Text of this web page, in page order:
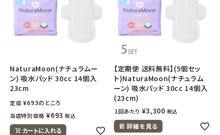
NaturaMoon(ナチュラムー
ン) 吸水パッド 30cc 14個入
23cm
定価 ¥693のところ
当店特別価格 ¥693 税込
カートに入れる
【定期便 送料無料】(5個セッ
ト)NaturaMoon(ナチュラム
ーン) 吸水パッド 30cc 14個入
(23cm)
１回あたり ¥3,300 税込
詳細を見る